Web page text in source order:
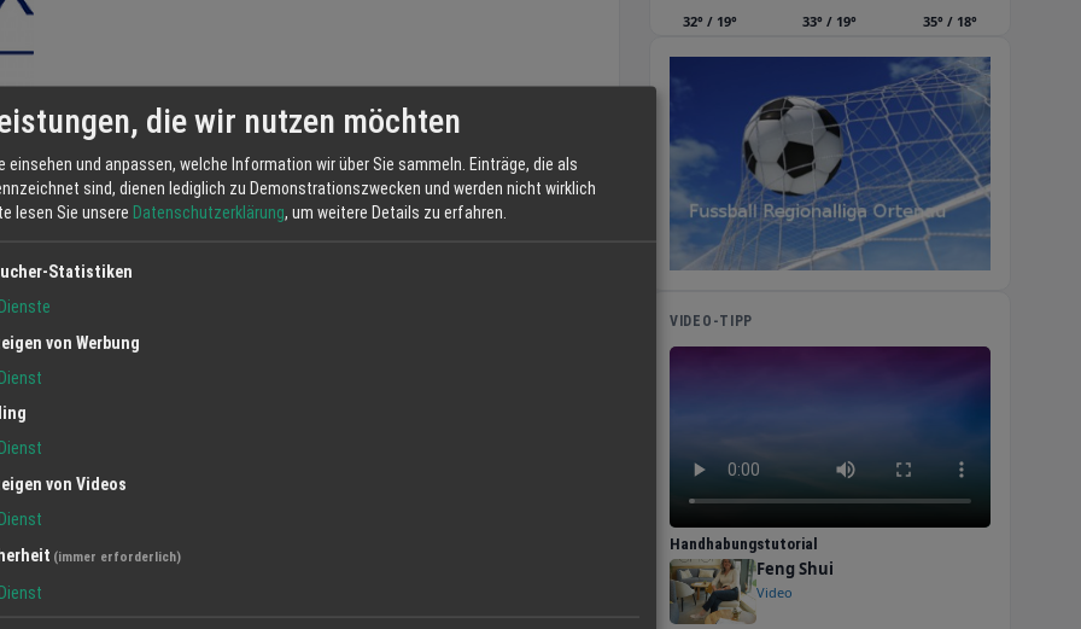
Sie eine
Ich lade Sie zu mir ein, auf meiner Internetseite finden Sie die für Sie
32° / 19° 33° / 19° 35° / 18°
VIDEO-TIPP
Handhabungstutorial
Feng Shui
Video
die wir nutzen möchten
einsehen und anpassen, welche Information wir über Sie sammeln. Einträge, die als
sind, dienen lediglich zu Demonstrationszwecken und werden nicht wirklich
lesen Sie unsere Datenschutzerklärung, um weitere Details zu erfahren.
Statistiken
Dienste
von Werbung
Dienst
Dienst
von Videos
Dienst
(immer erforderlich)
Dienst